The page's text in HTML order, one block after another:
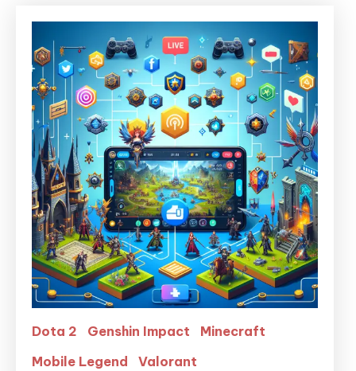
Dota 2 Genshin Impact
Minecraft
Mobile Legend
Valorant